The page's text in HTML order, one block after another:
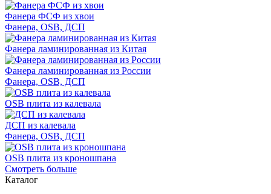
Фанера ФСФ из хвои
Фанера, OSB, ДСП
Фанера ламинированная из Китая
Фанера ламинированная из России
Фанера, OSB, ДСП
OSB плита из калевала
ДСП из калевала
Фанера, OSB, ДСП
OSB плита из кроношпана
Смотреть больше
Каталог